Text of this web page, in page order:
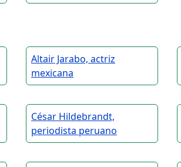
Altair Jarabo, actriz
mexicana
César Hildebrandt,
periodista peruano